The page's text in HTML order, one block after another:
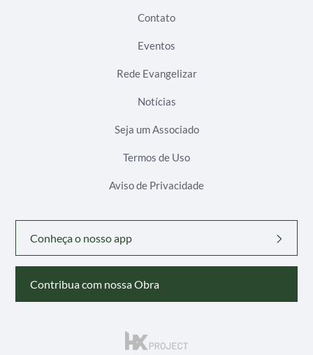
Contato
Eventos
Rede Evangelizar
Notícias
Seja um Associado
Termos de Uso
Aviso de Privacidade
Conheça o nosso app
Contribua com nossa Obra